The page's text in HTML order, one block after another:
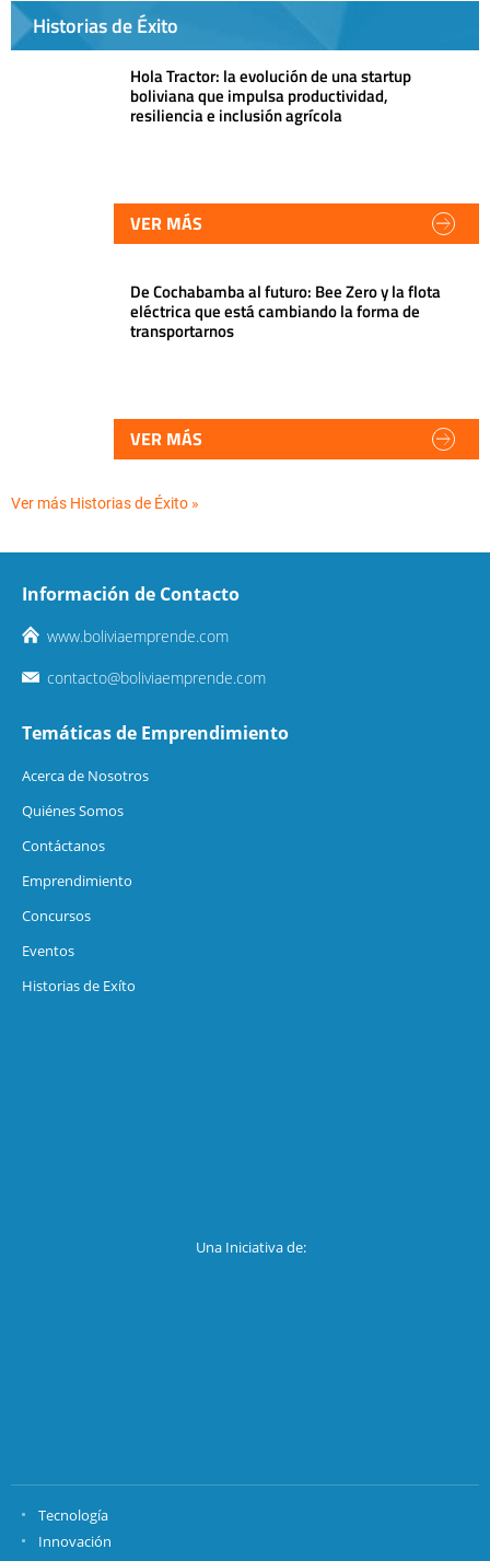
Historias de Éxito
Hola Tractor: la evolución de una startup
boliviana que impulsa productividad,
resiliencia e inclusión agrícola
VER MÁS
De Cochabamba al futuro: Bee Zero y la flota
eléctrica que está cambiando la forma de
transportarnos
VER MÁS
Ver más Historias de Éxito »
Información de Contacto
www.boliviaemprende.com
contacto@boliviaemprende.com
Temáticas de Emprendimiento
Acerca de Nosotros
Quiénes Somos
Contáctanos
Emprendimiento
Concursos
Eventos
Historias de Exíto
Una Iniciativa de:
Tecnología
Innovación